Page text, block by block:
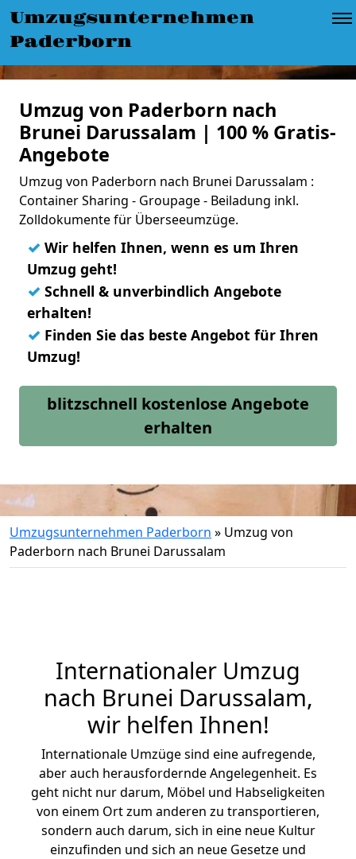
Umzugsunternehmen
Paderborn
Umzug von Paderborn nach
Brunei Darussalam | 100 % Gratis-
Angebote
Umzug von Paderborn nach Brunei Darussalam :
Container Sharing - Groupage - Beiladung inkl.
Zolldokumente für Überseeumzüge.
✓ Wir helfen Ihnen, wenn es um Ihren
Umzug geht!
✓ Schnell & unverbindlich Angebote
erhalten!
✓ Finden Sie das beste Angebot für Ihren
Umzug!
blitzschnell kostenlose Angebote
erhalten
Umzugsunternehmen Paderborn » Umzug von
Paderborn nach Brunei Darussalam
Internationaler Umzug
nach Brunei Darussalam,
wir helfen Ihnen!
Internationale Umzüge sind eine aufregende,
aber auch herausfordernde Angelegenheit. Es
geht nicht nur darum, Möbel und Habseligkeiten
von einem Ort zum anderen zu transportieren,
sondern auch darum, sich in eine neue Kultur
einzufinden und sich an neue Gesetze und